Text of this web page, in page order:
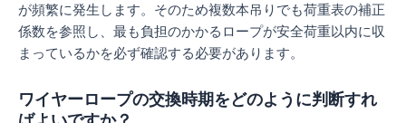
が頻繁に発生します。そのため複数本吊りでも荷重表の補正
係数を参照し、最も負担のかかるロープが安全荷重以内に収
まっているかを必ず確認する必要があります。
ワイヤーロープの交換時期をどのように判断すれ